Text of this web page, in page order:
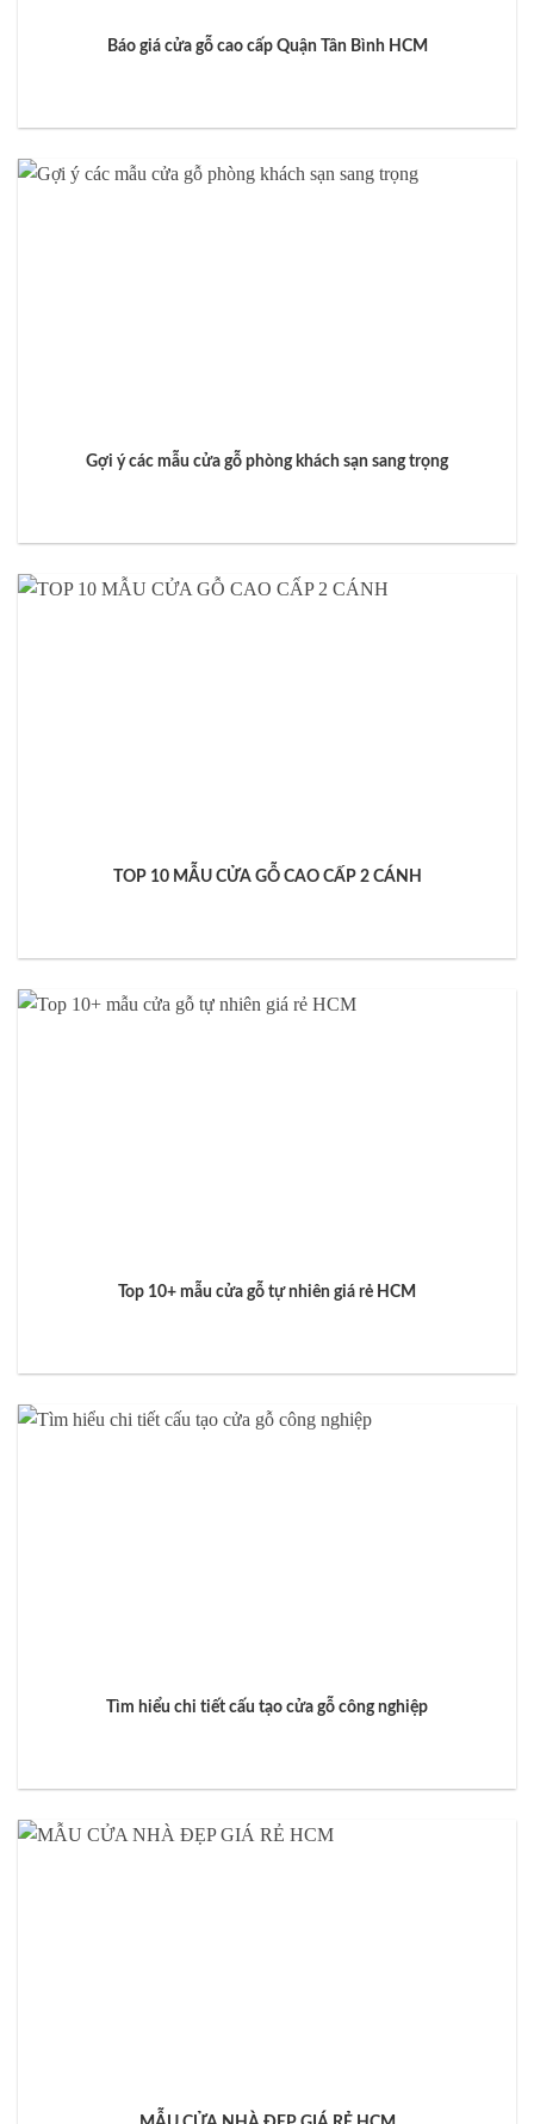
Báo giá cửa gỗ cao cấp Quận Tân Bình HCM
Gợi ý các mẫu cửa gỗ phòng khách sạn sang trọng
TOP 10 MẪU CỬA GỖ CAO CẤP 2 CÁNH
Top 10+ mẫu cửa gỗ tự nhiên giá rẻ HCM
Tìm hiểu chi tiết cấu tạo cửa gỗ công nghiệp